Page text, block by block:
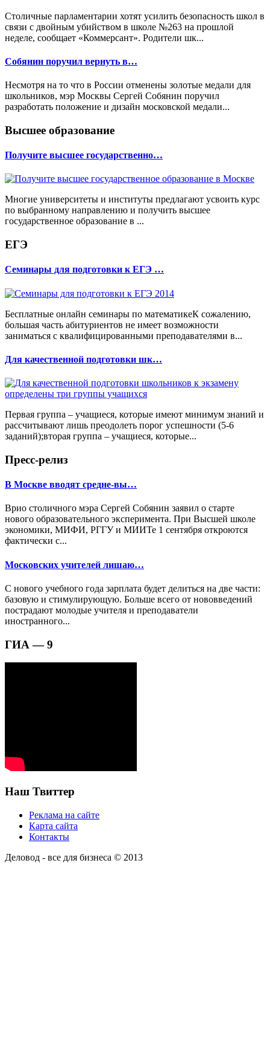
Столичные парламентарии хотят усилить безопасность школ в
связи с двойным убийством в школе №263 на прошлой
неделе, сообщает «Коммерсант». Родители шк...
Собянин поручил вернуть в…
Несмотря на то что в России отменены золотые медали для
школьников, мэр Москвы Сергей Собянин поручил
разработать положение и дизайн московской медали...
Высшее образование
Получите высшее государственно…
Многие университеты и институты предлагают усвоить курс
по выбранному направлению и получить высшее
государственное образование в ...
ЕГЭ
Семинары для подготовки к ЕГЭ …
Бесплатные онлайн семинары по математикеК сожалению,
большая часть абитуриентов не имеет возможности
заниматься с квалифицированными преподавателями в...
Для качественной подготовки шк…
Первая группа – учащиеся, которые имеют минимум знаний и
рассчитывают лишь преодолеть порог успешности (5-6
заданий);вторая группа – учащиеся, которые...
Пресс-релиз
В Москве вводят средне-вы…
Врио столичного мэра Сергей Собянин заявил о старте
нового образовательного эксперимента. При Высшей школе
экономики, МИФИ, РГГУ и МИИТе 1 сентября откроются
фактически с...
Московских учителей лишаю…
С нового учебного года зарплата будет делиться на две части:
базовую и стимулирующую. Больше всего от нововведений
пострадают молодые учителя и преподаватели
иностранного...
ГИА — 9
Наш Твиттер
Реклама на сайте
Карта сайта
Контакты
Деловод - все для бизнеса © 2013